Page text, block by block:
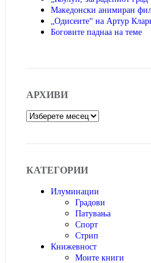
Македонски анимиран
„Одисеите“ на Артур
Боговите паднаа на теме
АРХИВИ
Архиви
КАТЕГОРИИ
Илуминации
Градови
Патувања
Спорт
Стрип
Книжевност
Моите книги